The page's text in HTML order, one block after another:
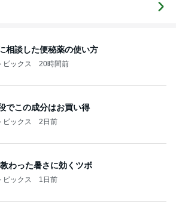
相談した便秘薬の使い方
ピックス 20時間前
でこの成分はお買い得
ピックス 2日前
わった暑さに効くツボ
ピックス 1日前